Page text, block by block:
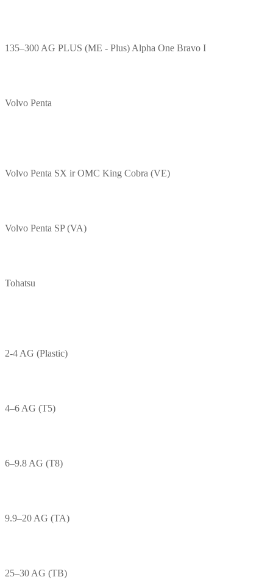
135–300 AG PLUS (ME - Plus) Alpha One Bravo I
Volvo Penta
Volvo Penta SX ir OMC King Cobra (VE)
Volvo Penta SP (VA)
Tohatsu
2-4 AG (Plastic)
4–6 AG (T5)
6–9.8 AG (T8)
9.9–20 AG (TA)
25–30 AG (TB)